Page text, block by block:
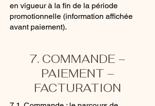
en vigueur à la fin de la période
promotionnelle (information affichée
avant paiement).
7. COMMANDE –
PAIEMENT –
FACTURATION